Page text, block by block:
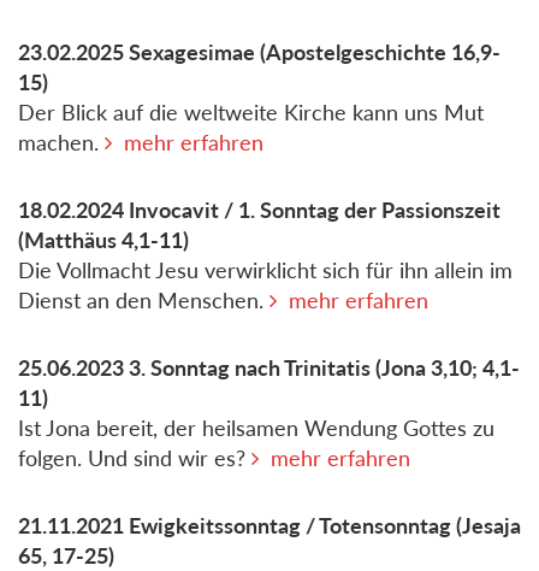
23.02.2025Sexagesimae (Apostelgeschichte 16,9-
15)
Der Blick auf die weltweite Kirche kann uns Mut
machen.
mehr erfahren
18.02.2024 Invocavit / 1. Sonntag der Passionszeit
(Matthäus 4,1-11)
Die Vollmacht Jesu verwirklicht sich für ihn allein im
Dienst an den Menschen.
mehr erfahren
25.06.20233. Sonntag nach Trinitatis(Jona 3,10; 4,1-
11)
Ist Jona bereit, der heilsamen Wendung Gottes zu
folgen. Und sind wir es?
mehr erfahren
21.11.2021 Ewigkeitssonntag / Totensonntag(Jesaja
65, 17-25)